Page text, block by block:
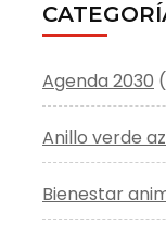
Agenda 2030
Anillo verde
Bienestar